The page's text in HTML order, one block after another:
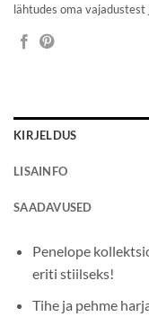
lähtudes oma
KIRJELDUS
LISAINFO
SAADAVUSED
Penelope
eriti stiilseks!
Tihe ja pehme